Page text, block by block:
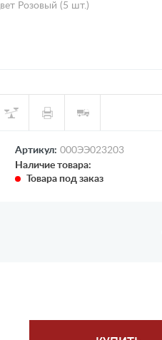
Розовый (5 шт.)
Артикул: 000ЭЭ023203
Наличие товара:
Товара под заказ